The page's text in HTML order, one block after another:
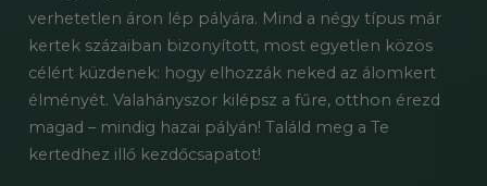
verhetetlen áron lép pályára. Mind a négy típus már
kertek százaiban bizonyított, most egyetlen közös
célért küzdenek: hogy elhozzák neked az álomkert
élményét. Valahányszor kilépsz a fűre, otthon érezd
magad – mindig hazai pályán! Találd meg a Te
kertedhez illő kezdőcsapatot!